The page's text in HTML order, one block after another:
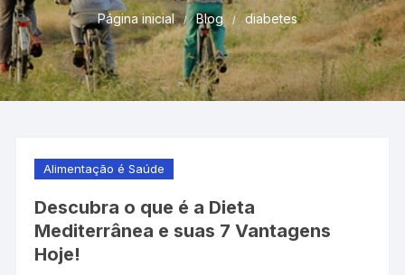
Página inicial Blog diabetes
Alimentação é Saúde
Descubra o que é a Dieta
Mediterrânea e suas 7 Vantagens
Hoje!